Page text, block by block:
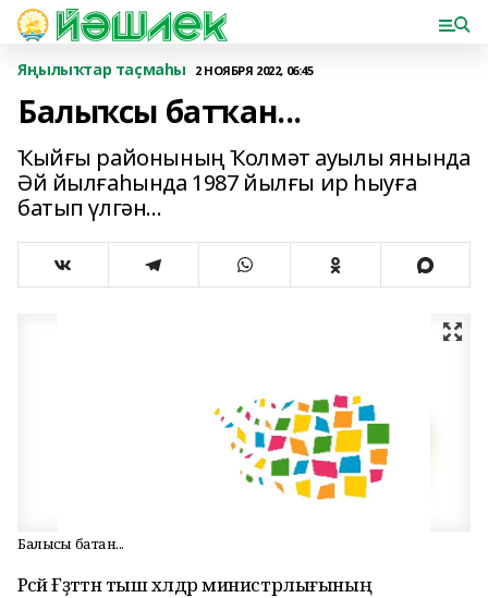
Яңылыҡтар таҫмаһы 2 НОЯБРЯ 2022, 06:45
Балыҡсы батҡан...
Ҡыйғы районының Ҡолмәт ауылы янында
Әй йылғаһында 1987 йылғы ир һыуға
батып үлгән...
Балыҡсы батҡан...
Рәсәй Ғәҙәттән тыш хәлдәр министрлығының